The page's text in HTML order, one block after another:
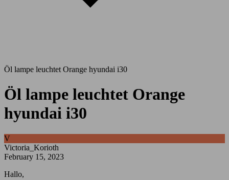
Öl lampe leuchtet Orange hyundai i30
Öl lampe leuchtet Orange
hyundai i30
V
Victoria_Korioth
February 15, 2023
Hallo,